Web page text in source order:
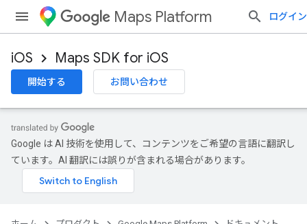
Maps Platform ログイン
iOS Maps SDK for iOS
開始する お問い合わせ
Google は AI 技術を使用して、コンテンツをご希望の言語に翻訳し
ています。AI 翻訳には誤りが含まれる場合があります。